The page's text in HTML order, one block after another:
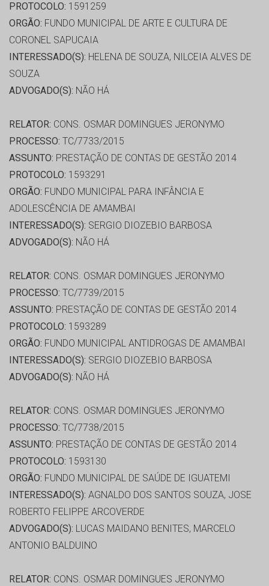
PROTOCOLO: 1591259
ORGÃO: FUNDO MUNICIPAL DE ARTE E CULTURA DE
CORONEL SAPUCAIA
INTERESSADO(S): HELENA DE SOUZA, NILCEIA ALVES DE
SOUZA
ADVOGADO(S): NÃO HÁ
RELATOR: CONS. OSMAR DOMINGUES JERONYMO
PROCESSO: TC/7733/2015
ASSUNTO: PRESTAÇÃO DE CONTAS DE GESTÃO 2014
PROTOCOLO: 1593291
ORGÃO: FUNDO MUNICIPAL PARA INFÂNCIA E
ADOLESCÊNCIA DE AMAMBAI
INTERESSADO(S): SERGIO DIOZEBIO BARBOSA
ADVOGADO(S): NÃO HÁ
RELATOR: CONS. OSMAR DOMINGUES JERONYMO
PROCESSO: TC/7739/2015
ASSUNTO: PRESTAÇÃO DE CONTAS DE GESTÃO 2014
PROTOCOLO: 1593289
ORGÃO: FUNDO MUNICIPAL ANTIDROGAS DE AMAMBAI
INTERESSADO(S): SERGIO DIOZEBIO BARBOSA
ADVOGADO(S): NÃO HÁ
RELATOR: CONS. OSMAR DOMINGUES JERONYMO
PROCESSO: TC/7738/2015
ASSUNTO: PRESTAÇÃO DE CONTAS DE GESTÃO 2014
PROTOCOLO: 1593130
ORGÃO: FUNDO MUNICIPAL DE SAÚDE DE IGUATEMI
INTERESSADO(S): AGNALDO DOS SANTOS SOUZA, JOSE
ROBERTO FELIPPE ARCOVERDE
ADVOGADO(S): LUCAS MAIDANO BENITES, MARCELO
ANTONIO BALDUINO
RELATOR: CONS. OSMAR DOMINGUES JERONYMO